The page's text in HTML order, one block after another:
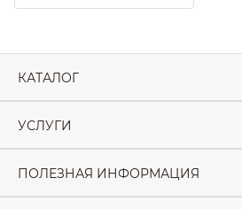
КАТАЛОГ
УСЛУГИ
ПОЛЕЗНАЯ ИНФОРМАЦИЯ